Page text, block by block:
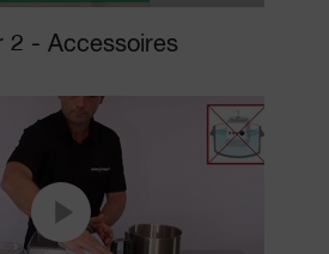
2 - Accessoires